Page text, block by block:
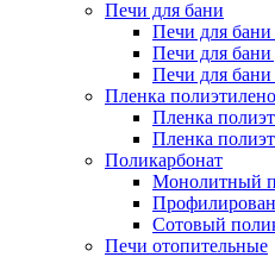
Печи для бани
Печи для бани
Печи для
Печи для бани
Пленка
Пленка
Пленка
Поликарбонат
Монолитный
Сотовый
Печи отопительные